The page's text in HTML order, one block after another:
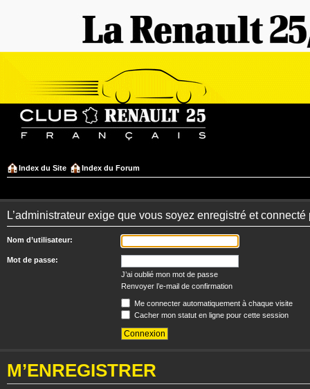
Index du Site Index du Forum
L’administrateur exige que vous soyez enregistré et
Nom d’utilisateur:
Mot de passe:
J’ai oublié mon mot de passe
Renvoyer l’e-mail de confirmation
Me connecter automatiquement à chaque visite
Cacher mon statut en ligne pour cette session
M’ENREGISTRER